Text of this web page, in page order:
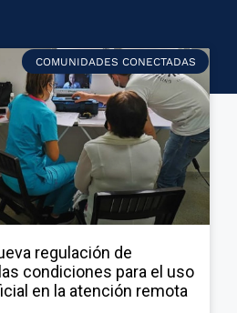
COMUNIDADES CONECTADAS
regulación de
condiciones para el uso
en la atención remota